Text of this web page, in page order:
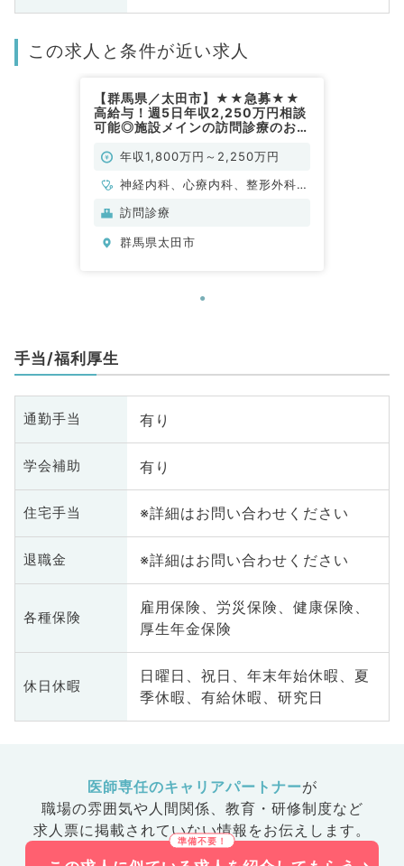
この求人と条件が近い求人
【群馬県／太田市】★★急募★★
高給与！週5日年収2,250万円相談
可能◎施設メインの訪問診療のお仕
系／常勤）
年収1,800万円～2,250万円
神経内科、心療内科、整形外科、
形成外科、美容外科、脳神経外
小児外科、泌尿器科、一般内科、
科、脊髄・脊椎外科
訪問診療
群馬県太田市
手当/福利厚生
通勤手当 有り
学会補助 有り
住宅手当 ※詳細はお問い合わせください
退職金 ※詳細はお問い合わせください
各種保険
雇用保険、労災保険、健康保険、
厚生年金保険
休日休暇
日曜日、祝日、年末年始休暇、夏
季休暇、有給休暇、研究日
医師専任のキャリアパートナーが
職場の雰囲気や人間関係、 教育・研修制度など
求人票に掲載されていない情報をお伝えします。